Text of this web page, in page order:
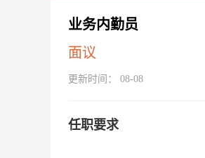
业务内勤员
面议
更新时间： 08-08
任职要求